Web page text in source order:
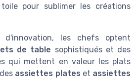
pour sublimer les créations
d'innovation, les chefs optent
de table sophistiqués et des
qui mettent en valeur les plats
assiettes plates et assiettes